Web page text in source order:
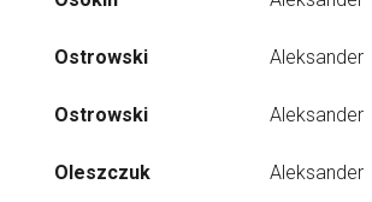
Ostrowski Aleksander
Ostrowski Aleksander
Oleszczuk Aleksander